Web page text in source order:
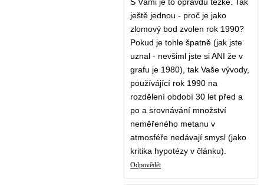
ještě jednou - proč je jako
zlomový bod zvolen rok 1990?
Pokud je tohle špatně (jak jste
uznal - nevšiml jste si ANI že v
grafu je 1980), tak Vaše vývody,
používájící rok 1990 na
rozdělení období 30 let před a
po a srovnávání množství
neměřeného metanu v
atmosféře nedávají smysl (jako
kritika hypotézy v článku).
Odpovědět